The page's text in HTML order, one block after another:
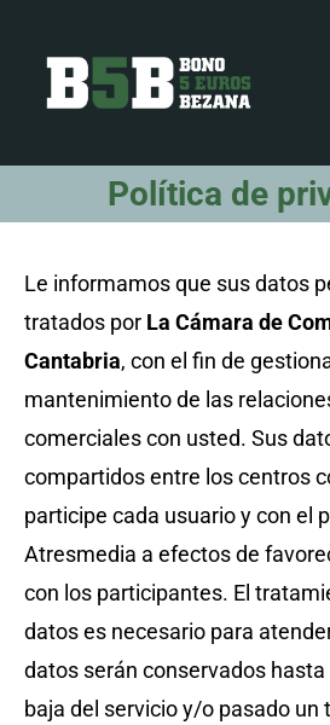
contenido
Consigue tu bono
Adhiere tu establecimiento
Establecimientos adheridos
Preguntas frecuentes
Contacto
Acceso clientes
Acceso establecimientos
Política de
Le informamos que sus datos
tratados por La Cámara de
Cantabria, con el fin de
mantenimiento de las
comerciales con usted. Sus
compartidos entre los centros
participe cada usuario y con el
Atresmedia a efectos de
con los participantes. El
datos es necesario para
datos serán conservados hasta
baja del servicio y/o pasado un